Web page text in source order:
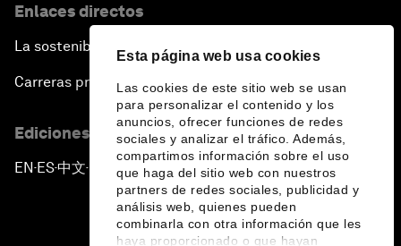
Esta página web usa cookies
Las cookies de este sitio web se usan
para personalizar el contenido y los
anuncios, ofrecer funciones de redes
sociales y analizar el tráfico. Además,
compartimos información sobre el uso
que haga del sitio web con nuestros
partners de redes sociales, publicidad y
análisis web, quienes pueden
combinarla con otra información que les
haya proporcionado o que hayan
Enlaces directos
La sostenibilidad en el Foro
Carreras profesionales
Ediciones en otros idiomas
EN ▪ES▪中文▪ 日本語